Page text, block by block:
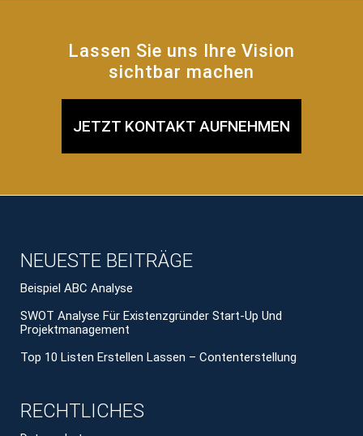
Lassen Sie uns Ihre Vision
sichtbar machen
JETZT KONTAKT AUFNEHMEN
NEUESTE BEITRÄGE
Beispiel ABC Analyse
SWOT Analyse Für Existenzgründer Start-Up Und
Projektmanagement
Top 10 Listen Erstellen Lassen – Contenterstellung
RECHTLICHES